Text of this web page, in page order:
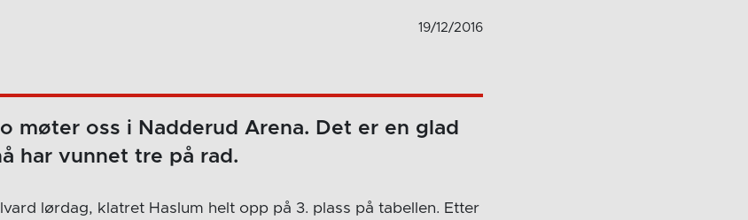
19/12/2016
møter oss i Nadderud Arena. Det er en glad
har vunnet tre på rad.
lørdag, klatret Haslum helt opp på 3. plass på tabellen. Etter